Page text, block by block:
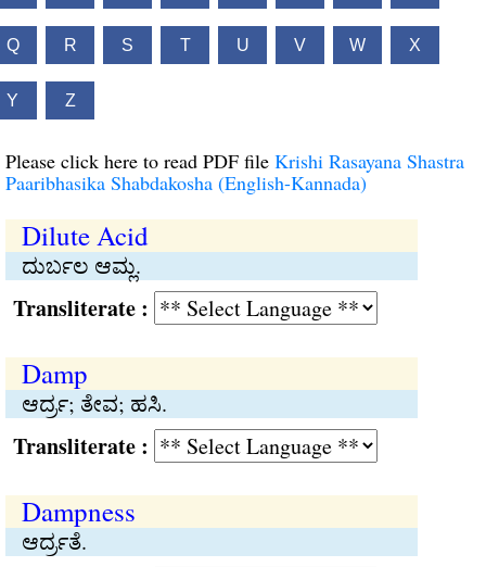
Q R S T U V W X
Y Z
Please click here to read PDF file Krishi Rasayana Shastra
Paaribhasika Shabdakosha (English-Kannada)
Dilute Acid
ದುರ್ಬಲ ಆಮ್ಲ.
:
Damp
ಆರ್ದ್ರ; ತೇವ; ಹಸಿ.
:
Dampness
ಆರ್ದ್ರತೆ.